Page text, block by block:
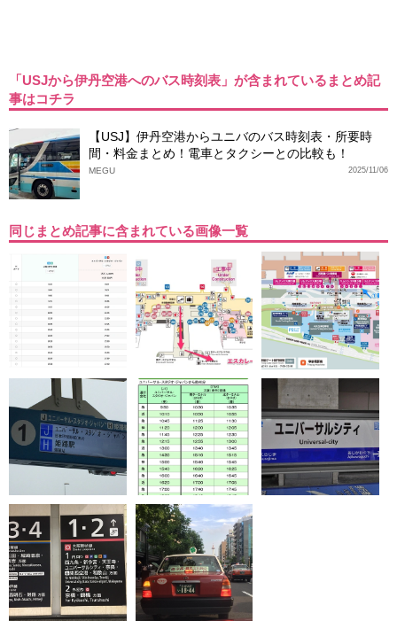
「USJから伊丹空港へのバス時刻表」が含まれているまとめ記
事はコチラ
【USJ】伊丹空港からユニバのバス時刻表・所要時
間・料金まとめ！電車とタクシーとの比較も！
2025/11/06
MEGU
同じまとめ記事に含まれている画像一覧